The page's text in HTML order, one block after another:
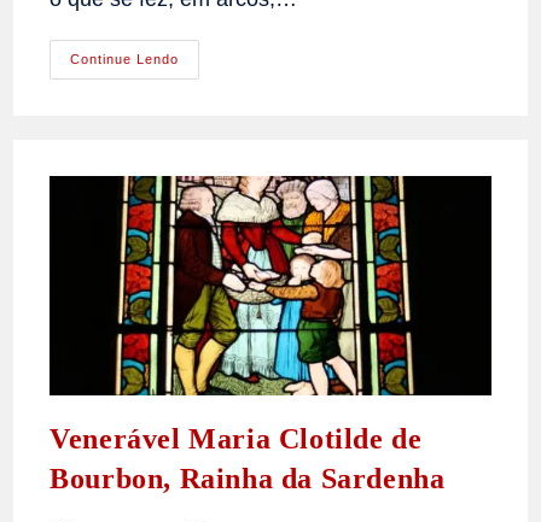
Continue Lendo
De
Princesa
Da.
Isabel
Venerável Maria Clotilde de
Bourbon, Rainha da Sardenha